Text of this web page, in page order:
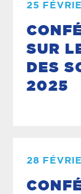
25
SUR
DES
2025
28